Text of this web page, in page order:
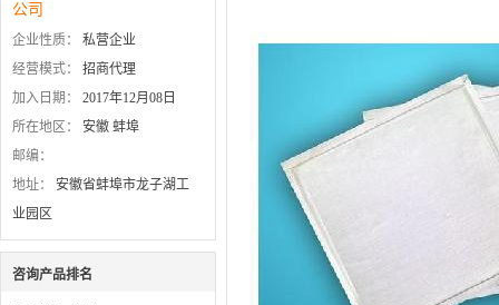
公司
企业性质：
私营企业
经营模式：
招商代理
加入日期：
2017年12月08日
所在地区：
安徽 蚌埠
邮编：
地址：
安徽省蚌埠市龙子湖工
业园区
咨询产品排名